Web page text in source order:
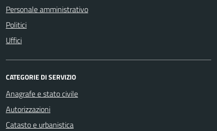
Personale amministrativo
Politici
Uffici
CATEGORIE DI SERVIZIO
Anagrafe e stato civile
Autorizzazioni
Catasto e urbanistica